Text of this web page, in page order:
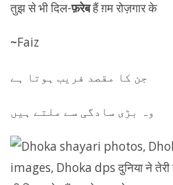
तुझ से भी दिल-फ़रेबहैं ग़म रोज़गार के
~Faiz
‏جن کا مقصد فریب ہوتا ہے
وہ بڑی سادگی سے ملتے ہیں